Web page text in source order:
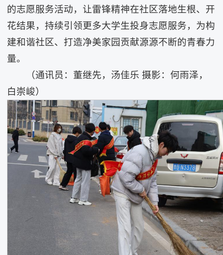
的志愿服务活动，让雷锋精神在社区落地生根、开
花结果，持续引领更多大学生投身志愿服务，为构
建和谐社区、打造净美家园贡献源源不断的青春力
量。
（通讯员：董继先，汤佳乐 摄影：何雨泽，
白崇峻）